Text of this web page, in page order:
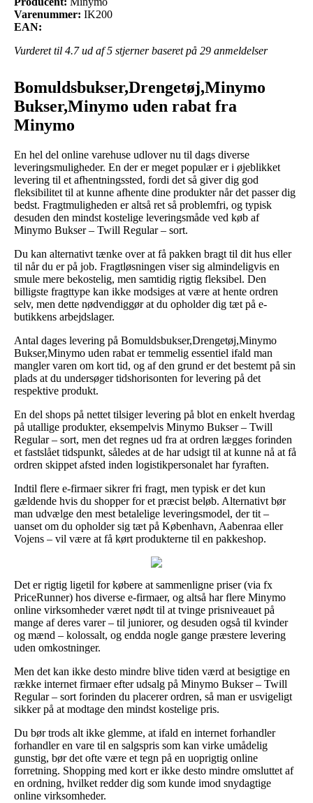
Varenummer: IK200
EAN:
Vurderet til 4.7ud af 5 stjerner baseret på 29 anmeldelser
Bomuldsbukser,Drengetøj,Minymo
Bukser,Minymo uden rabat fra
Minymo
En hel del online varehuse udlover nu til dags diverse
leveringsmuligheder. En der er meget populær er i øjeblikket
levering til et afhentningssted, fordi det så giver dig god
fleksibilitet til at kunne afhente dine produkter når det passer dig
bedst. Fragtmuligheden er altså ret så problemfri, og typisk
desuden den mindst kostelige leveringsmåde ved køb af
Minymo Bukser – Twill Regular – sort.
Du kan alternativt tænke over at få pakken bragt til dit hus eller
til når du er på job. Fragtløsningen viser sig almindeligvis en
smule mere bekostelig, men samtidig rigtig fleksibel. Den
billigste fragttype kan ikke modsiges at være at hente ordren
selv, men dette nødvendiggør at du opholder dig tæt på e-
butikkens arbejdslager.
Antal dages levering på Bomuldsbukser,Drengetøj,Minymo
Bukser,Minymo uden rabat er temmelig essentiel ifald man
mangler varen om kort tid, og af den grund er det bestemt på sin
plads at du undersøger tidshorisonten for levering på det
respektive produkt.
En del shops på nettet tilsiger levering på blot en enkelt hverdag
på utallige produkter, eksempelvis Minymo Bukser – Twill
Regular – sort, men det regnes ud fra at ordren lægges forinden
et fastslået tidspunkt, således at de har udsigt til at kunne nå at få
ordren skippet afsted inden logistikpersonalet har fyraften.
Indtil flere e-firmaer sikrer fri fragt, men typisk er det kun
gældende hvis du shopper for et præcist beløb. Alternativt bør
man udvælge den mest betalelige leveringsmodel, der tit –
uanset om du opholder sig tæt på København, Aabenraa eller
Vojens – vil være at få kørt produkterne til en pakkeshop.
Det er rigtig ligetil for købere at sammenligne priser (via fx
PriceRunner) hos diverse e-firmaer, og altså har flere Minymo
online virksomheder været nødt til at tvinge prisniveauet på
mange af deres varer – til juniorer, og desuden også til kvinder
og mænd – kolossalt, og endda nogle gange præstere levering
uden omkostninger.
Men det kan ikke desto mindre blive tiden værd at besigtige en
række internet firmaer efter udsalg på Minymo Bukser – Twill
Regular – sort forinden du placerer ordren, så man er usvigeligt
sikker på at modtage den mindst kostelige pris.
Du bør trods alt ikke glemme, at ifald en internet forhandler
forhandler en vare til en salgspris som kan virke umådelig
gunstig, bør det ofte være et tegn på en uoprigtig online
forretning. Shopping med kort er ikke desto mindre omsluttet af
en ordning, hvilket redder dig som kunde imod snydagtige
online virksomheder.